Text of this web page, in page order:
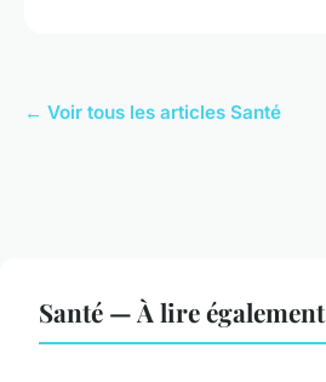
← Voir tous les articles Santé
Santé — À lire également